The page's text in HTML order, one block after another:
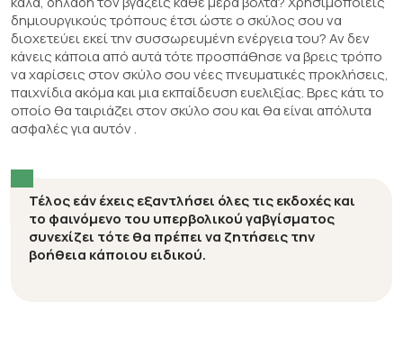
δημιουργικούς τρόπους έτσι ώστε ο σκύλος σου να
διοχετεύει εκεί την συσσωρευμένη ενέργεια του? Αν δεν
κάνεις κάποια από αυτά τότε προσπάθησε να βρεις τρόπο
να χαρίσεις στον σκύλο σου νέες πνευματικές προκλήσεις,
παιχνίδια ακόμα και μια εκπαίδευση ευελιξίας. Βρες κάτι το
οποίο θα ταιριάζει στον σκύλο σου και θα είναι απόλυτα
ασφαλές για αυτόν .
Τέλος εάν έχεις εξαντλήσει όλες τις εκδοχές και
το φαινόμενο του υπερβολικού γαβγίσματος
συνεχίζει τότε θα πρέπει να ζητήσεις την
βοήθεια κάποιου ειδικού.